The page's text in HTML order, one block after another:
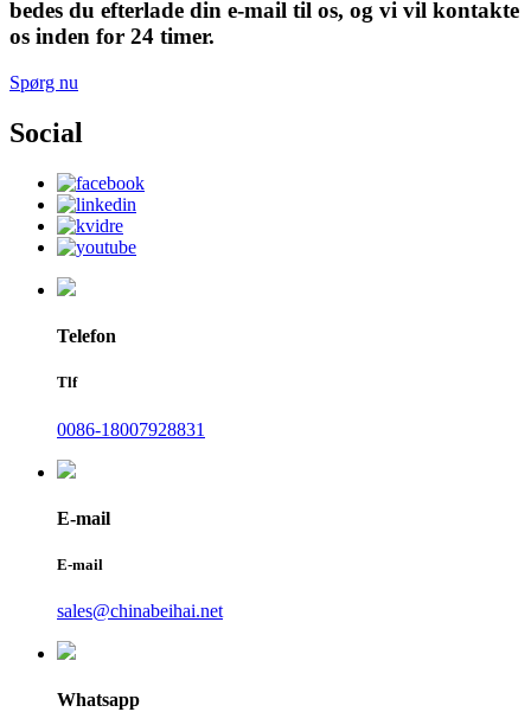
bedes du efterlade din e-mail til os, og vi vil kontakte
os inden for 24 timer.
Spørg nu
Social
Telefon
Tlf
0086-18007928831
E-mail
E-mail
sales@chinabeihai.net
Whatsapp